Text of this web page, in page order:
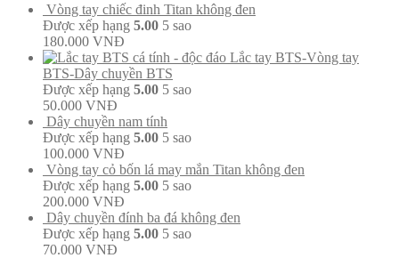
Vòng tay chiếc đinh Titan không đen
Được xếp hạng 5.00 5 sao
180.000 VNĐ
Lắc tay BTS-Vòng tay
BTS-Dây chuyền BTS
Được xếp hạng 5.00 5 sao
50.000 VNĐ
Dây chuyền nam tính
Được xếp hạng 5.00 5 sao
100.000 VNĐ
Vòng tay cỏ bốn lá may mắn Titan không đen
Được xếp hạng 5.00 5 sao
200.000 VNĐ
Dây chuyền đính ba đá không đen
Được xếp hạng 5.00 5 sao
70.000 VNĐ